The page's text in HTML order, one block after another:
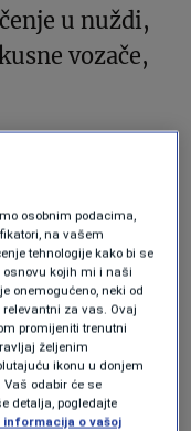
u nuždi,
vozače,
i u
ispod
Vist
u Institutu za
research
osobnim podacima,
na vašem
tehnologije kako bi se
kojih mi i naši
onemogućeno, neki od
za vas. Ovaj
promijeniti trenutni
željenim
ikonu u donjem
odabir će se
detalja, pogledajte
informacija o vašoj